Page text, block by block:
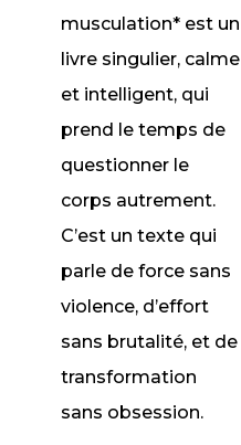
musculation* est un
livre singulier, calme
et intelligent, qui
prend le temps de
questionner le
corps autrement.
C’est un texte qui
parle de force sans
violence, d’effort
sans brutalité, et de
transformation
sans obsession.